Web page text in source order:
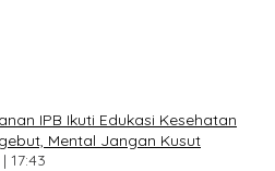
IPB Ikuti Edukasi Kesehatan
Mental Jangan Kusut
17:43